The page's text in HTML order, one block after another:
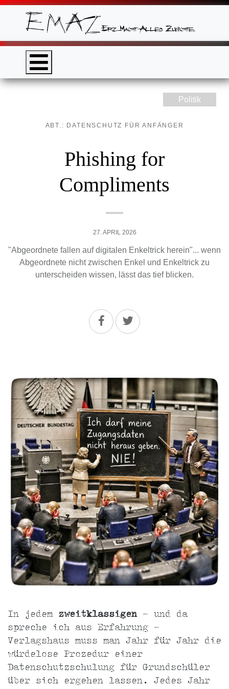
Politik
ABT.: DATENSCHUTZ FÜR ANFÄNGER
Phishing for
Compliments
27. APRIL 2026
"Abgeordnete fallen auf digitalen Enkeltrick herein"... wenn
Abgeordnete nicht zwischen Enkel und Enkeltrick zu
unterscheiden wissen, lässt das tief blicken.
In jedem zweitklassigen- und da
spreche ich aus Erfahrung -
Verlagshaus muss man Jahr für Jahr die
würdelose Prozedur einer
Datenschutzschulung für Grundschüler
über sich ergehen lassen. Jedes Jahr